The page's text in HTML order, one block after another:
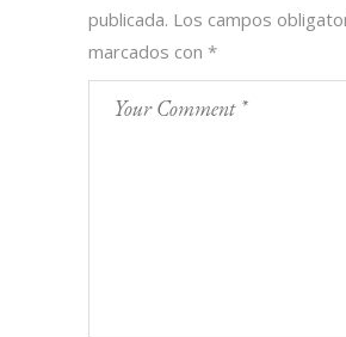
publicada. Los campos
marcados con *